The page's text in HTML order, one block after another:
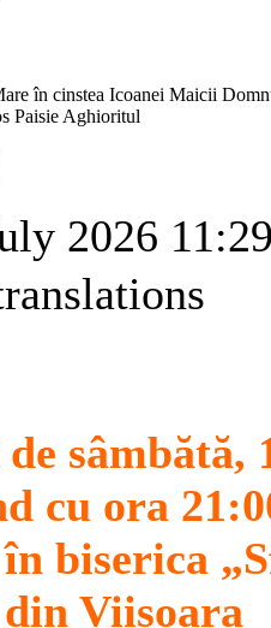
în cinstea Icoanei Maicii
Paisie Aghioritul
2026
sâmbătă,
cu ora
biserica
Viișoara